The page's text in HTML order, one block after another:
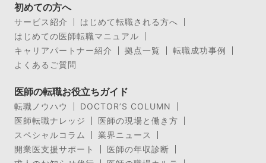
初めての方へ
サービス紹介
はじめて転職される方へ
はじめての医師転職マニュアル
キャリアパートナー紹介
拠点一覧
転職成功事例
よくあるご質問
医師の転職お役立ちガイド
転職ノウハウ
DOCTOR’S COLUMN
医師転職ナレッジ
医師の現場と働き方
スペシャルコラム
業界ニュース
開業医支援サポート
医師の年収診断